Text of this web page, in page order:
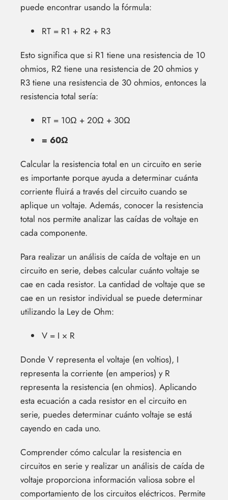
puede encontrar usando la fórmula:
RT = R1 + R2 + R3
Esto significa que si R1 tiene una resistencia de 10
ohmios, R2 tiene una resistencia de 20 ohmios y
R3 tiene una resistencia de 30 ohmios, entonces la
resistencia total sería:
RT = 10Ω + 20Ω + 30Ω
= 60Ω
Calcular la resistencia total en un circuito en serie
es importante porque ayuda a determinar cuánta
corriente fluirá a través del circuito cuando se
aplique un voltaje. Además, conocer la resistencia
total nos permite analizar las caídas de voltaje en
cada componente.
Para realizar un análisis de caída de voltaje en un
circuito en serie, debes calcular cuánto voltaje se
cae en cada resistor. La cantidad de voltaje que se
cae en un resistor individual se puede determinar
utilizando la Ley de Ohm:
V = I × R
Donde V representa el voltaje (en voltios), I
representa la corriente (en amperios) y R
representa la resistencia (en ohmios). Aplicando
esta ecuación a cada resistor en el circuito en
serie, puedes determinar cuánto voltaje se está
cayendo en cada uno.
Comprender cómo calcular la resistencia en
circuitos en serie y realizar un análisis de caída de
voltaje proporciona información valiosa sobre el
comportamiento de los circuitos eléctricos. Permite